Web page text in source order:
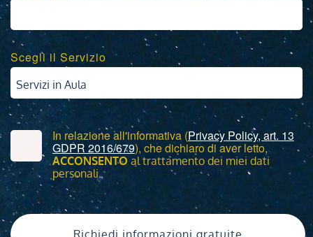
Scegli il Servizio
Servizi in Aula
In relazione all'informativa (Privacy Policy, art. 13
GDPR 2016/679), che dichiaro di aver letto,
ACCONSENTO al trattamento dei miei dati
personali.